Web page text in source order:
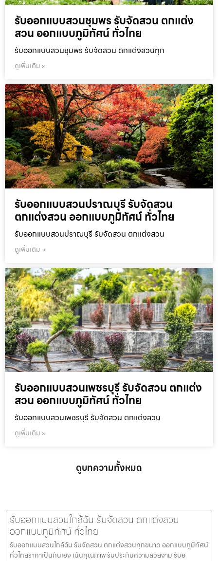
รับออกแบบสวนชุมพร รับจัดสวน ตกแต่ง
สวน ออกแบบภูมิทัศน์ ทั่วไทย
รับออกแบบสวนชุมพร รับจัดสวน ตกแต่งสวนทุก
ดูเพิ่มเติม »
รับออกแบบสวนปราณบุรี รับจัดสวน
ตกแต่งสวน ออกแบบภูมิทัศน์ ทั่วไทย
รับออกแบบสวนปราณบุรี รับจัดสวน ตกแต่งสวน
ดูเพิ่มเติม »
รับออกแบบสวนเพชรบุรี รับจัดสวน ตกแต่ง
สวน ออกแบบภูมิทัศน์ ทั่วไทย
รับออกแบบสวนเพชรบุรี รับจัดสวน ตกแต่งสวน
ดูเพิ่มเติม »
ดูบทความทั้งหมด
รับออกแบบสวนใกล้ฉัน รับจัดสวน ตกแต่งสวน
ออกแบบภูมิทัศน์ ทั่วไทย
รับออกแบบสวนใกล้ฉัน รับจัดสวน ตกแต่งสวนทุกขนาด ออกแบบภูมิทัศน์
ทั่วไทยราคาเป็นกันเอง เน้นคุณภาพ รับประกันความสวยงาม รับอ